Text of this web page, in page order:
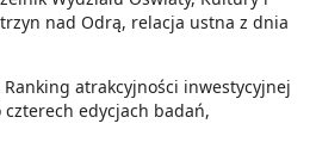
nad Odrą, relacja ustna z dnia
Ranking atrakcyjności inwestycyjnej
edycjach badań,